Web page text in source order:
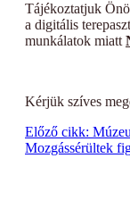
Tájékoztatjuk
a digitális
munkálatok miatt
Kérjük szíves
Előző cikk:
Mozgássérültek